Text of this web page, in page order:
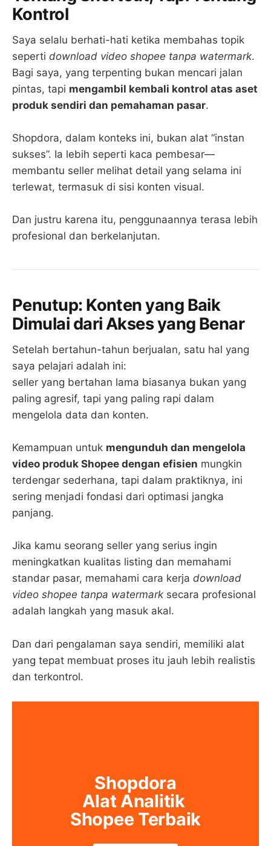
Kontrol
Saya selalu berhati-hati ketika membahas topik
seperti download video shopee tanpa watermark.
Bagi saya, yang terpenting bukan mencari jalan
pintas, tapi mengambil kembali kontrol atas aset
produk sendiri dan pemahaman pasar.
Shopdora, dalam konteks ini, bukan alat “instan
sukses”. Ia lebih seperti kaca pembesar—
membantu seller melihat detail yang selama ini
terlewat, termasuk di sisi konten visual.
Dan justru karena itu, penggunaannya terasa lebih
profesional dan berkelanjutan.
Penutup: Konten yang Baik
Dimulai dari Akses yang Benar
Setelah bertahun-tahun berjualan, satu hal yang
saya pelajari adalah ini:
seller yang bertahan lama biasanya bukan yang
paling agresif, tapi yang paling rapi dalam
mengelola data dan konten.
Kemampuan untuk mengunduh dan mengelola
video produk Shopee dengan efisien mungkin
terdengar sederhana, tapi dalam praktiknya, ini
sering menjadi fondasi dari optimasi jangka
panjang.
Jika kamu seorang seller yang serius ingin
meningkatkan kualitas listing dan memahami
standar pasar, memahami cara kerja download
video shopee tanpa watermark secara profesional
adalah langkah yang masuk akal.
Dan dari pengalaman saya sendiri, memiliki alat
yang tepat membuat proses itu jauh lebih realistis
dan terkontrol.
Shopdora
Alat Analitik
Shopee Terbaik